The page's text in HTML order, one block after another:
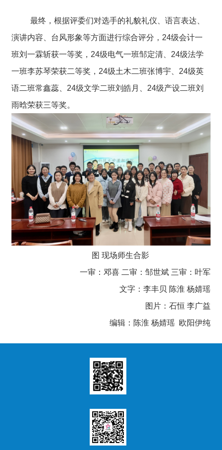
最终，根据评委们对选手的礼貌礼仪、语言表达、
演讲内容、台风形象等方面进行综合评分，24级会计一
班刘一霖斩获一等奖，24级电气一班邹定清、24级法学
一班李苏琴荣获二等奖，24级土木二班张博宇、24级英
语二班常鑫蕊、24级文学二班刘皓月、24级产设二班刘
雨晗荣获三等奖。
图 现场师生合影
一审：邓喜 二审：邹世斌 三审：叶军
文字：李丰贝 陈淮 杨婧瑶
图片：石恒 李广益
编辑：陈淮 杨婧瑶 欧阳伊纯